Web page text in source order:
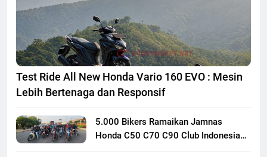
Test Ride All New Honda Vario 160 EVO : Mesin
Lebih Bertenaga dan Responsif
5.000 Bikers Ramaikan Jamnas
Honda C50 C70 C90 Club Indonesia